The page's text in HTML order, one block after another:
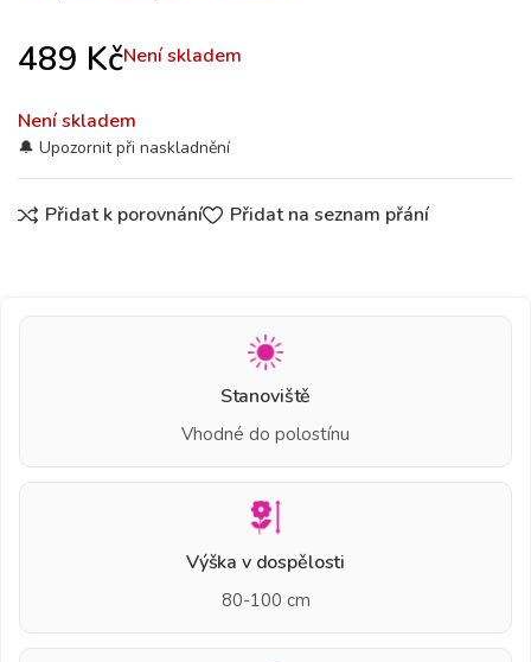
489 KčNení skladem
Není skladem
Přidat k porovnání Přidat na seznam přání
Stanoviště
Vhodné do polostínu
Výška v dospělosti
80-100 cm